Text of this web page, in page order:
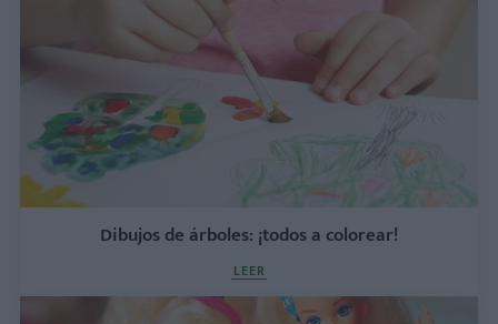
Dibujos de árboles: ¡todos a colorear!
LEER